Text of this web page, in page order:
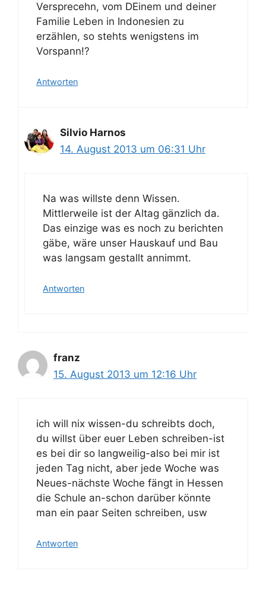
Versprecehn, vom DEinem und deiner
Familie Leben in Indonesien zu
erzählen, so stehts wenigstens im
Vorspann!?
Antworten
Silvio Harnos
14. August 2013 um 06:31 Uhr
Na was willste denn Wissen.
Mittlerweile ist der Altag gänzlich da.
Das einzige was es noch zu berichten
gäbe, wäre unser Hauskauf und Bau
was langsam gestallt annimmt.
Antworten
franz
15. August 2013 um 12:16 Uhr
ich will nix wissen-du schreibts doch,
du willst über euer Leben schreiben-ist
es bei dir so langweilig-also bei mir ist
jeden Tag nicht, aber jede Woche was
Neues-nächste Woche fängt in Hessen
die Schule an-schon darüber könnte
man ein paar Seiten schreiben, usw
Antworten